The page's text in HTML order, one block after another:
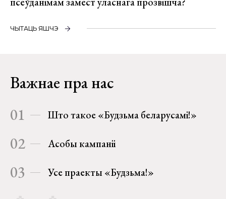
ЧЫТАЦЬ ЯШЧЭ
Важнае пра нас
01 Што такое «Будзьма беларусамі!»
02 Асобы кампаніі
03 Усе праекты «Будзьма!»